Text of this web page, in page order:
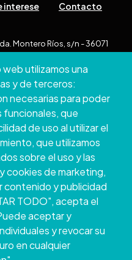
utilizamos una
y de terceros:
necesarias para poder
funcionales, que
de uso al utilizar el
que utilizamos
sobre el uso y las
cookies de marketing,
contenido y publicidad
TODO", acepta el
aceptar y
y revocar su
en cualquier
interese
Contacto
Montero Ríos, s/n - 36071
+34 986 804 124
Provincial de
dereitos reservados
de